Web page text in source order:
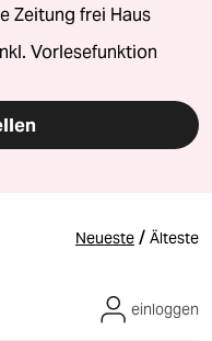
Zeitung frei Haus
Vorlesefunktion
Neueste / Älteste
einloggen